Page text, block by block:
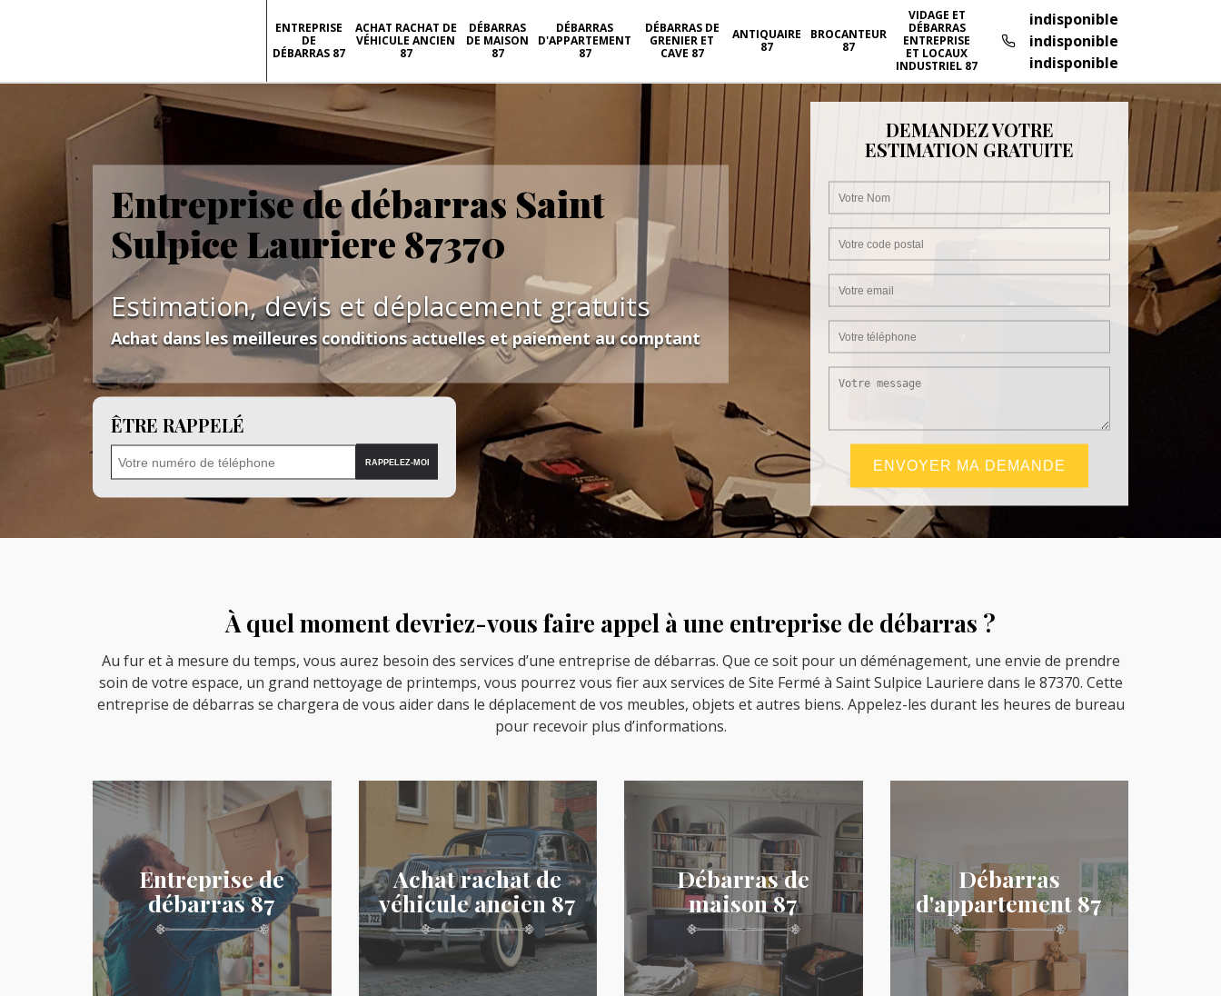
ENTREPRISE
DE
DÉBARRAS 87
ACHAT RACHAT DE
VÉHICULE ANCIEN
87
DÉBARRAS
DE MAISON
87
DÉBARRAS
D'APPARTEMENT
87
DÉBARRAS DE
GRENIER ET
CAVE 87
ANTIQUAIRE
87
BROCANTEUR
87
VIDAGE ET
DÉBARRAS
ENTREPRISE
ET LOCAUX
INDUSTRIEL 87
indisponible
indisponible
indisponible
Entreprise de débarras Saint
Sulpice Lauriere 87370
Estimation, devis et déplacement gratuits
Achat dans les meilleures conditions actuelles et paiement au comptant
ÊTRE RAPPELÉ
DEMANDEZ VOTRE
ESTIMATION GRATUITE
À quel moment devriez-vous faire appel à une entreprise de débarras ?
Au fur et à mesure du temps, vous aurez besoin des services d’une entreprise de débarras. Que ce soit pour un déménagement, une envie de prendre
soin de votre espace, un grand nettoyage de printemps, vous pourrez vous fier aux services de Site Fermé à Saint Sulpice Lauriere dans le 87370. Cette
entreprise de débarras se chargera de vous aider dans le déplacement de vos meubles, objets et autres biens. Appelez-les durant les heures de bureau
pour recevoir plus d’informations.
Entreprise de
débarras 87
Achat rachat de
véhicule ancien 87
Débarras de
maison 87
Débarras
d'appartement 87